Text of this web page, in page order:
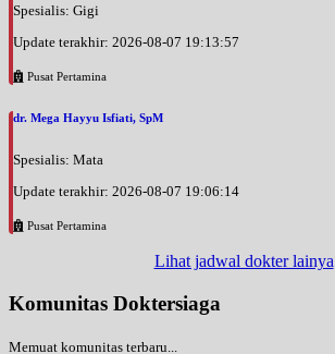
Spesialis: Gigi
Update terakhir: 2026-08-07 19:13:57
Pusat Pertamina
dr. Mega Hayyu Isfiati, SpM
Spesialis: Mata
Update terakhir: 2026-08-07 19:06:14
Pusat Pertamina
Lihat jadwal dokter lainya
Komunitas Doktersiaga
Memuat komunitas terbaru...